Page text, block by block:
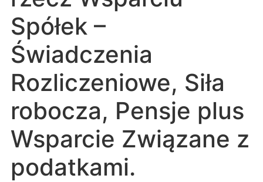
Spółek –
Świadczenia
Rozliczeniowe, Siła
robocza, Pensje plus
Wsparcie Związane z
podatkami.